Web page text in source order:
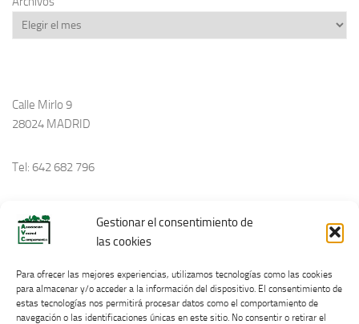
Gestionar el consentimiento de
las cookies
Para ofrecer las mejores experiencias, utilizamos tecnologías como las cookies
para almacenar y/o acceder a la información del dispositivo. El consentimiento de
estas tecnologías nos permitirá procesar datos como el comportamiento de
navegación o las identificaciones únicas en este sitio. No consentir o retirar el
Calle Mirlo 9
28024 MADRID
Tel: 642 682 796